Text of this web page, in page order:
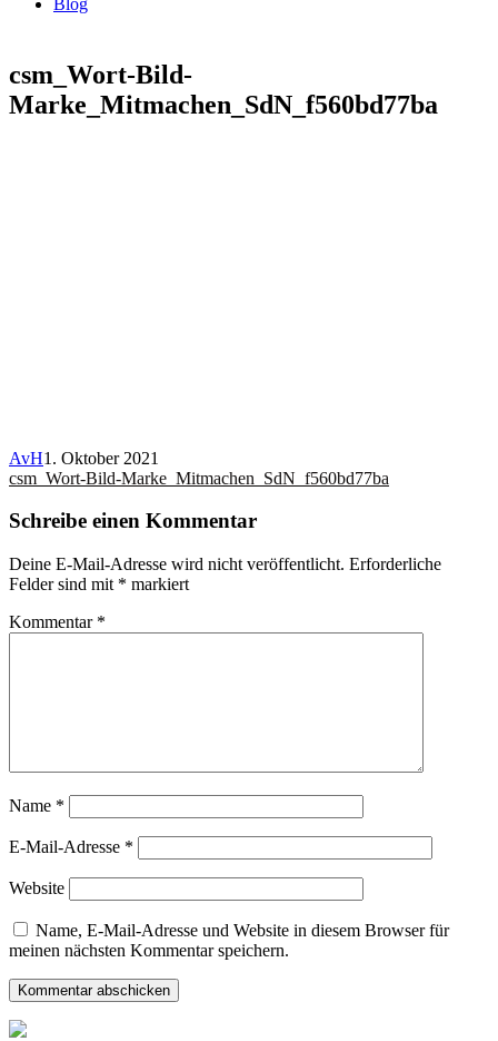
Blog
csm_Wort-Bild-
Marke_Mitmachen_SdN_f560bd77ba
AvH1. Oktober 2021
Beitragsnavigation
csm_Wort-Bild-Marke_Mitmachen_SdN_f560bd77ba
Schreibe einen Kommentar
Deine E-Mail-Adresse wird nicht veröffentlicht. Erforderliche
Felder sind mit * markiert
Kommentar *
Name *
E-Mail-Adresse *
Website
Name, E-Mail-Adresse und Website in diesem Browser für
meinen nächsten Kommentar speichern.